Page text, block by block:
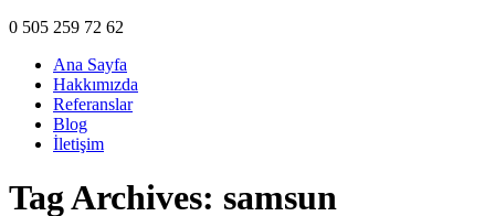
0 505 259 72 62
Ana Sayfa
Hakkımızda
Referanslar
Blog
İletişim
Tag Archives: samsun